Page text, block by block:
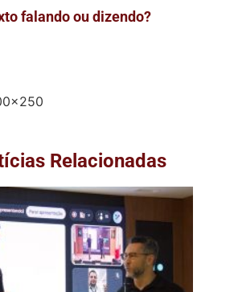
falando ou dizendo?
Relacionadas